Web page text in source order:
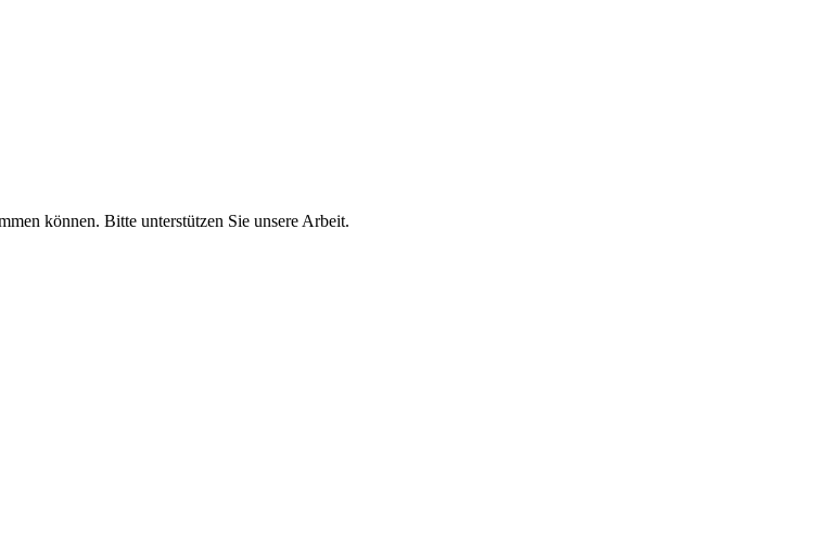
können. Bitte unterstützen Sie unsere Arbeit.